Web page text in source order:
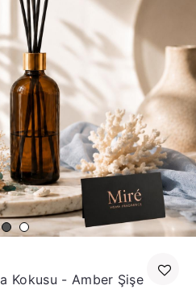
Kokusu - Amber Şişe